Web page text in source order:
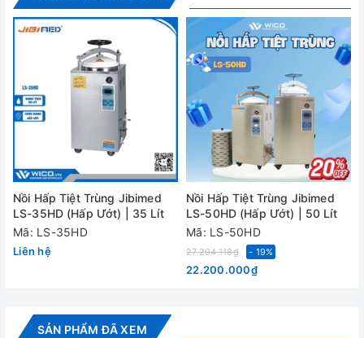
Máy Tiệt Trùng Que Cấy Allsheng - Trung Quốc HM-3000C
Nồi Hấp Tiệt Trùng Jibimed
LS-35HD (Hấp Ướt) | 35 Lít
Mã: LS-35HD
Liên hệ
Nồi Hấp Tiệt Trùng Jibimed
LS-50HD (Hấp Ướt) | 50 Lít
Mã: LS-50HD
27.294.118₫ - 19%
22.200.000₫
SẢN PHẨM ĐÃ XEM